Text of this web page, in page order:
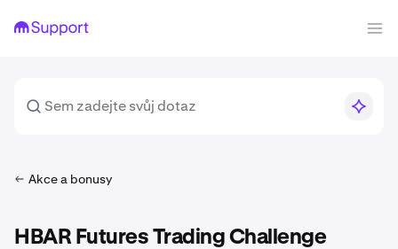
Akce a bonusy
HBAR Futures Trading Challenge